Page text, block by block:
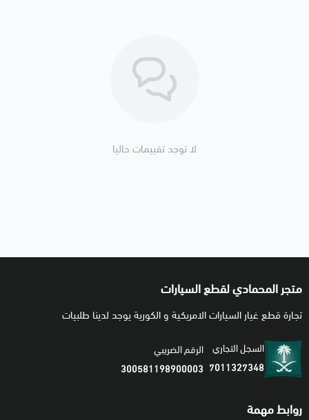
لا توجد تقييمات حاليا
متجر المحمادي لقطع السيارات
تجارة قطع غيار السيارات الامريكية و الكورية يوجد لدينا طلبيات
السجل التجاري
7011327348
الرقم الضريبي
300581198900003
روابط مهمة